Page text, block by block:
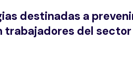
destinadas a
del